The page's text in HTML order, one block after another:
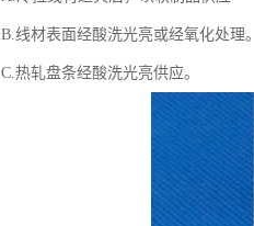
B.线材表面经酸洗光亮或经氧化处理。
C.热轧盘条经酸洗光亮供应。